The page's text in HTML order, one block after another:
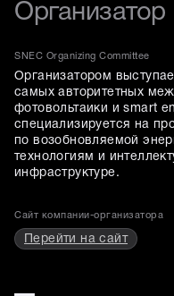
Организатор
SNEC Organizing Committee
Организатором
самых авторитетных
фотовольтаики и smart
специализируется на
по возобновляемой
технологиям и
инфраструктуре.
Сайт компании-организатора
Перейти на сайт